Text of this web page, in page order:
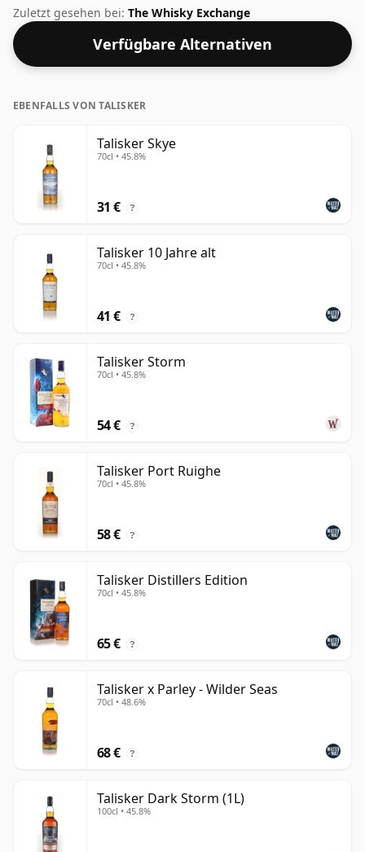
beträgt 40 % und die Flaschengröße beträgt
standardmäßig 75 cl.
Zuletzt gesehen bei: The Whisky Exchange
Verfügbare Alternativen
EBENFALLS VON TALISKER
Talisker Skye
70cl • 45.8%
31 € ?
Talisker 10 Jahre alt
70cl • 45.8%
41 € ?
Talisker Storm
70cl • 45.8%
54 € ?
Talisker Port Ruighe
70cl • 45.8%
58 € ?
Talisker Distillers Edition
70cl • 45.8%
65 € ?
Talisker x Parley - Wilder Seas
70cl • 48.6%
68 € ?
Talisker Dark Storm (1L)
100cl • 45.8%